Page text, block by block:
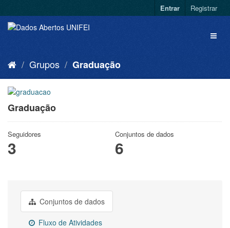
Entrar Registrar
Grupos Graduação
Graduação
Seguidores
3
Conjuntos de dados
6
Conjuntos de dados
Fluxo de Atividades